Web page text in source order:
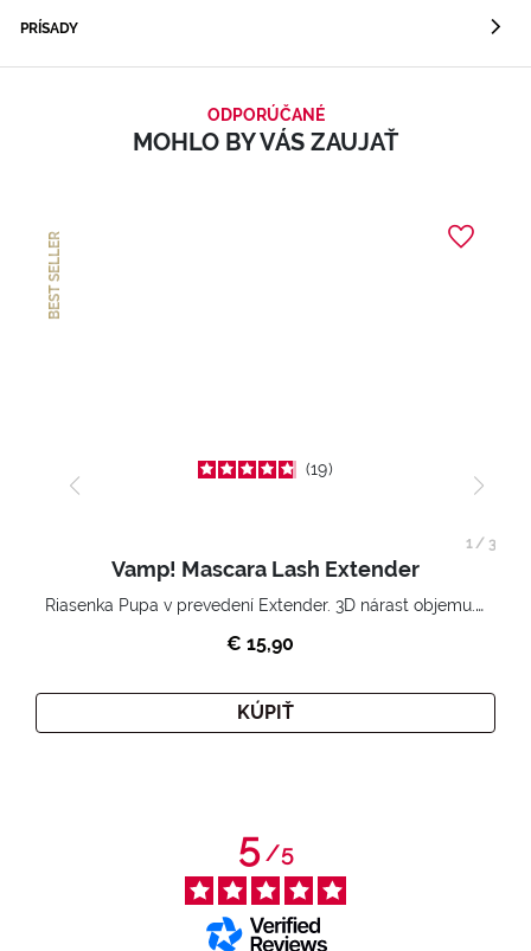
PRÍSADY
ODPORÚČANÉ
MOHLO BY VÁS ZAUJAŤ
BEST SELLER
19
Vamp! Mascara Lash Extender
Riasenka Pupa v prevedení Extender. 3D nárast objemu. Nekonečne zhutnené a nadvihnuté riasy.
€ 15,90
KÚPIŤ
1/ 3
5/5